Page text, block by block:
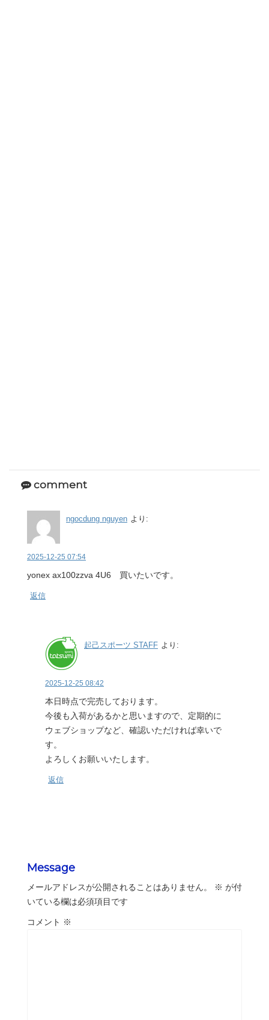
comment
ngocdung nguyen より:
2025-12-25 07:54
yonex ax100zzva 4U6 買いたいです。
返信
起己スポーツ STAFF より:
2025-12-25 08:42
本日時点で完売しております。
今後も入荷があるかと思いますので、定期的に
ウェブショップなど、確認いただければ幸いで
す。
よろしくお願いいたします。
返信
Message
メールアドレスが公開されることはありません。 ※ が付
いている欄は必須項目です
コメント ※